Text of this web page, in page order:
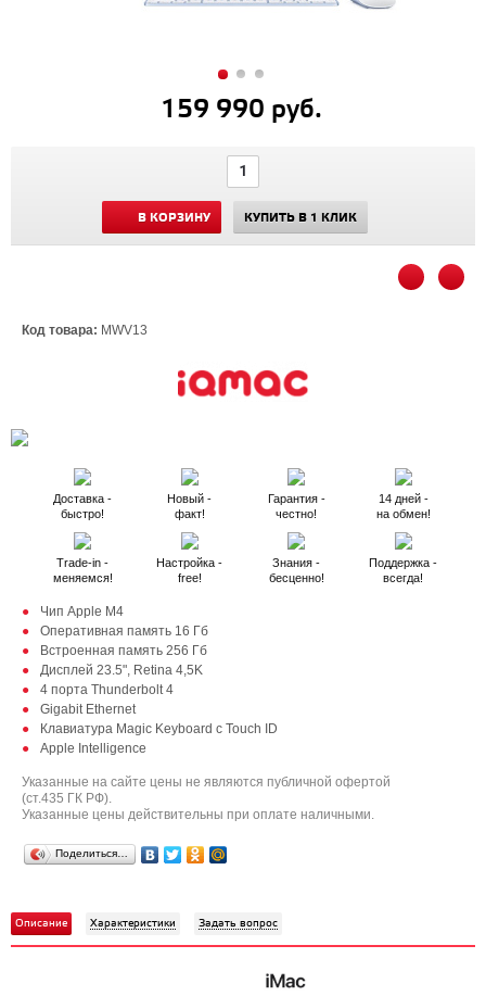
159 990 руб.
В КОРЗИНУ КУПИТЬ В 1 КЛИК
Код товара: MWV13
Доставка -
быстро!
Новый -
факт!
Гарантия -
честно!
14 дней -
на обмен!
Trade-in -
меняемся!
Настройка -
free!
Знания -
бесценно!
Поддержка -
всегда!
Чип Apple M4
Оперативная память 16 Гб
Встроенная память 256 Гб
Дисплей 23.5", Retina 4,5K
4 порта Thunderbolt 4
Gigabit Ethernet
Клавиатура Magic Keyboard с Touch ID
Apple Intelligence
Указанные на сайте цены не являются публичной офертой
(ст.435 ГК РФ).
Указанные цены действительны при оплате наличными.
Поделиться…
Описание Характеристики Задать вопрос